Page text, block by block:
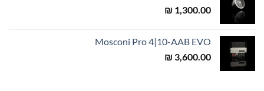
₪ 1,300.00
Mosconi Pro 4|10-AAB EVO
₪ 3,600.00